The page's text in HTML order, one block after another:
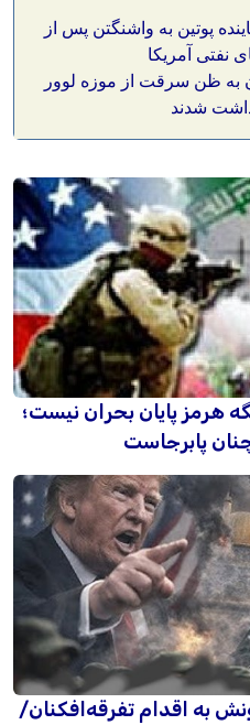
پوتین به واشنگتن پس از
نفتی آمریکا
به ظن سرقت از موزه لوور
شدند
هرمز پایان بحران نیست؛
پابرجاست
به اقدام تفرقه‌افکنان/